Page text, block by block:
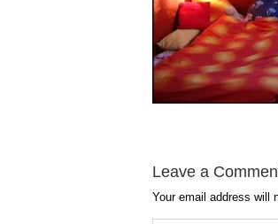
Leave a
Your email address will